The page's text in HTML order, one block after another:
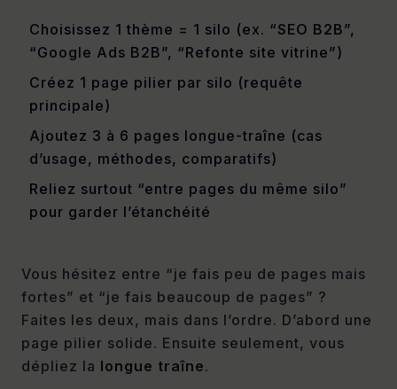
Choisissez 1 thème = 1 silo (ex. “SEO B2B”,
“Google Ads B2B”, “Refonte site vitrine”)
Créez 1 page pilier par silo (requête
principale)
Ajoutez 3 à 6 pages longue-traîne (cas
d’usage, méthodes, comparatifs)
Reliez surtout “entre pages du même silo”
pour garder l’étanchéité
Vous hésitez entre “je fais peu de pages mais
fortes” et “je fais beaucoup de pages” ?
Faites les deux, mais dans l’ordre. D’abord une
page pilier solide. Ensuite seulement, vous
dépliez la longue traîne.